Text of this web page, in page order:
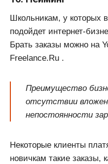
Школьникам, у которых
подойдет интернет-
Брать заказы можно на
Freelance.Ru .
Преимущество
отсутствии
непостоянности
Некоторые клиенты
новичкам такие заказы,